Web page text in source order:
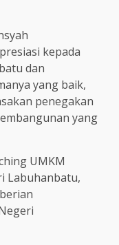
kepada
dan
yang baik,
penegakan
yang
UMKM
Labuhanbatu,